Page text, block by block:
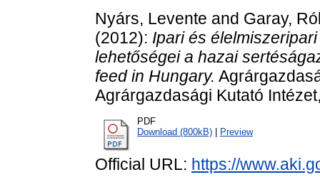
Nyárs, Levente and Garay,
(2012): Ipari és
lehetőségei a hazai
feed in Hungary.
Agrárgazdasági Kutató
PDF
Download (800kB)
Preview
Official URL: https://